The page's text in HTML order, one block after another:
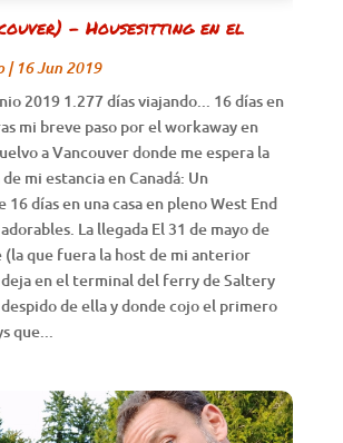
– Housesitting en el
| 16 Jun 2019
2019 1.277 días viajando... 16 días en
mi breve paso por el workaway en
a Vancouver donde me espera la
mi estancia en Canadá: Un
días en una casa en pleno West End
La llegada El 31 de mayo de
(la que fuera la host de mi anterior
en el terminal del ferry de Saltery
de ella y donde cojo el primero
que...